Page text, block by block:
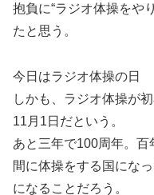
抱負に“ラジオ体操をや
たと思う。
今日はラジオ体操の日
しかも、ラジオ体操が
11月1日だという。
あと三年で100周年。
間に体操をする国にな
になることだろう。